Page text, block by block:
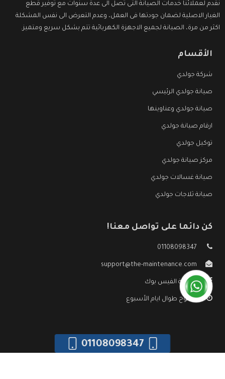
نقدم لعملائنا خدمات الصيانة التى تصل الى عدة سنوات مع توفير قطع
الغيار الاصلية لضمان جودتها فى العمل، وعدم التعرض الى نفس المشكلة
اكثر من مرة، الصيانة لجميع الاجهزة الكهربائية تتم بشكل سريع ومتميز.
الأقسام
شركة جولدي
صيانة جولدي الرئيسي
صيانة جولدي وعناوينها
ارقام صيانة جولدي
توكيل جولدي
مركز صيانة جولدي
صيانة غسالات جولدي
صيانة ثلاجات جولدي
كن دائما على تواصل معنا!
01108098347
support@the-maintenance.com
صفحة الفيس بوك
مفتوح طوال ايام الأسبوع
01108098347